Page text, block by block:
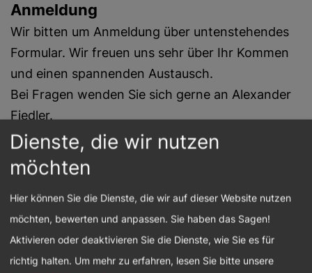
Anmeldung
Wir bitten um Anmeldung über untenstehendes
Formular. Wir freuen uns sehr über Ihr Kommen
und einen spannenden Austausch.
Bei Fragen wenden Sie sich gerne an Alexander
Fiedler.
IN KOOPERATION MIT
DURCH
Dienste, die wir nutzen
möchten
Hier können Sie die Dienste, die wir auf dieser Website nutzen
möchten, bewerten und anpassen. Sie haben das Sagen!
Aktivieren oder deaktivieren Sie die Dienste, wie Sie es für
richtig halten. Um mehr zu erfahren, lesen Sie bitte unsere